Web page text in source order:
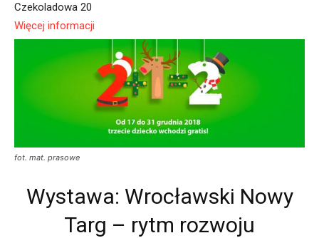
Czekoladowa 20
Więcej informacji
fot. mat. prasowe
Wystawa: Wrocławski Nowy
Targ – rytm rozwoju